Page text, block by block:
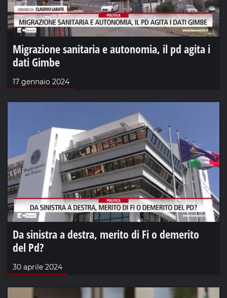
Migrazione sanitaria e autonomia, il pd agita i
dati Gimbe
17 gennaio 2024
Da sinistra a destra, merito di Fi o demerito
del Pd?
30 aprile 2024